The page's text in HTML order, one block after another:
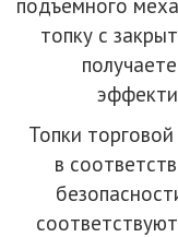
подъемного
топку с
Топки
в